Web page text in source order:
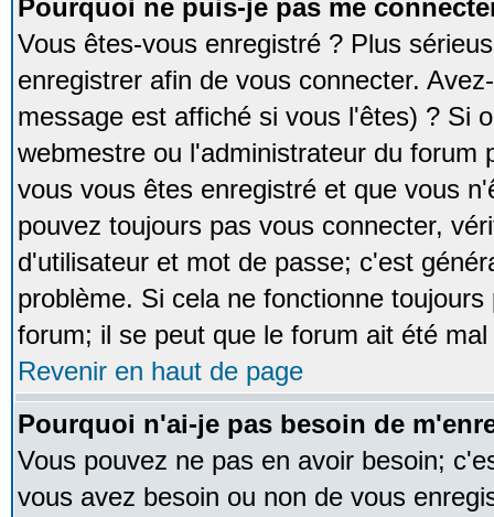
Pourquoi ne puis-je pas me
Vous êtes-vous enregistré ? Plus
enregistrer afin de vous connecter.
message est affiché si vous l'êtes) ? Si
webmestre ou l'administrateur du forum
vous vous êtes enregistré et que vous
pouvez toujours pas vous connecter,
d'utilisateur et mot de passe; c'est
problème. Si cela ne fonctionne
forum; il se peut que le forum ait été
Revenir en haut de page
Pourquoi n'ai-je pas besoin de
Vous pouvez ne pas en avoir besoin;
vous avez besoin ou non de vous